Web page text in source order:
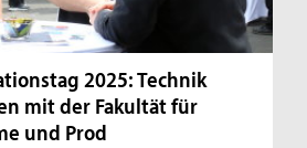
2025: Technik
mit der Fakultät für
und Prod